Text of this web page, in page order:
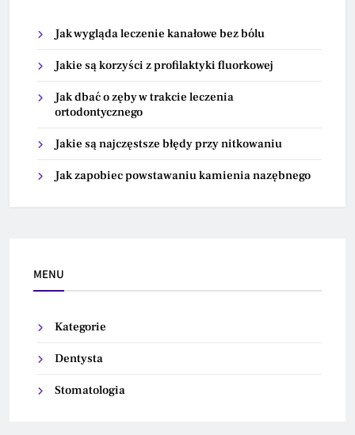
Jak wygląda leczenie kanałowe bez bólu
Jakie są korzyści z profilaktyki fluorkowej
Jak dbać o zęby w trakcie leczenia
ortodontycznego
Jakie są najczęstsze błędy przy nitkowaniu
Jak zapobiec powstawaniu kamienia nazębnego
MENU
Kategorie
Dentysta
Stomatologia